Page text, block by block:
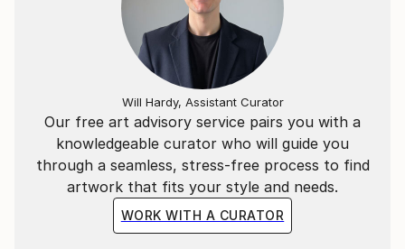
quello che siamo e di quello che è.
"L'essenziale è invisibile agli occhi".
La situazione attuale, quello che ci circonda, ci
porterà a vivere in un mondo "surrogato";
Ricreato ad hoc per vedere quello che non ci sarà più.
Our free art advisory service pairs you with a
knowledgeable curator who will guide you
through a seamless, stress-free process to find
artwork that fits your style and needs.
WORK WITH A CURATOR
Will Hardy, Assistant Curator